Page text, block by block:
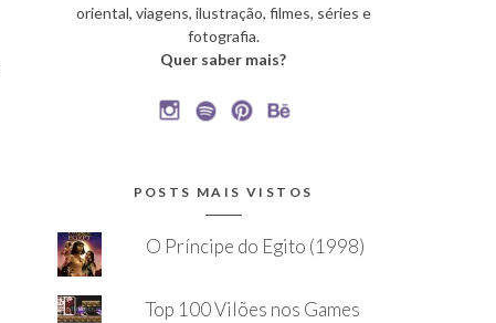
oriental, viagens, ilustração, filmes, séries e
fotografia.
Quer saber mais?
POSTS MAIS VISTOS
O Príncipe do Egito (1998)
Top 100 Vilões nos Games